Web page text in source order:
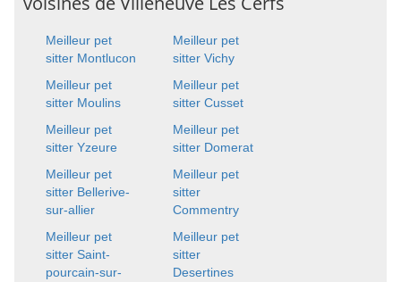
Meilleur pet
sitter Montlucon
Meilleur pet
sitter Vichy
Meilleur pet
sitter Moulins
Meilleur pet
sitter Cusset
Meilleur pet
sitter Yzeure
Meilleur pet
sitter Domerat
Meilleur pet
sitter Bellerive-
sur-allier
Meilleur pet
sitter
Commentry
Meilleur pet
sitter Saint-
pourcain-sur-
Meilleur pet
sitter
Desertines